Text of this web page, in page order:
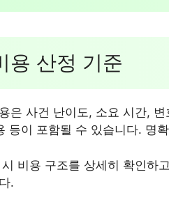
용 산정 기준
은 사건 난이도, 소요 시간,
등이 포함될 수 있습니다. 명
비용 구조를 상세히 확인하
.